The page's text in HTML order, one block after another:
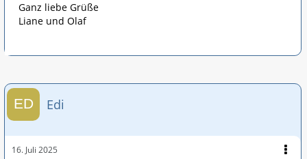
Ganz liebe Grüße
Liane und Olaf
Edi
16. Juli 2025